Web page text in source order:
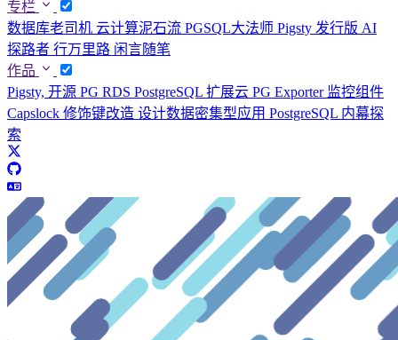
专栏
数据库老司机 云计算泥石流 PGSQL大法师 Pigsty 发行版 AI
探路者 行万里路 闲言随笔
作品
Pigsty, 开源 PG RDS PostgreSQL 扩展云 PG Exporter 监控组件
Capslock 修饰键改造 设计数据密集型应用 PostgreSQL 内幕探
索